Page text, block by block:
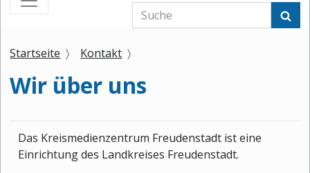
Startseite Kontakt
Wir über uns
Das Kreismedienzentrum Freudenstadt ist eine
Einrichtung des Landkreises Freudenstadt.